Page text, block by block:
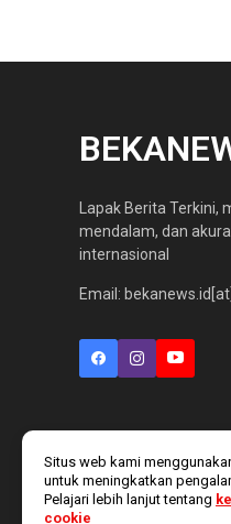
Lapak Berita
mendalam, dan
internasional
Email:
Situs web kami
untuk meningkatkan
Pelajari lebih lanjut tentang
cookie